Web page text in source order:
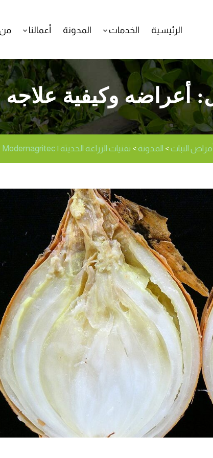
الرئيسية الخدمات المدونة أعمالنا
وكيفية علاجه
النبات> المدونة> تقنيات الزراعة الحديثة | Modernagritec